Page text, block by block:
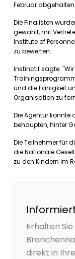
Februar
Die Finalisten
gewählt, mit
Institute of
zu bewerten.
Instinctif sagte:
und die Fähigkeit
Organisation zu
Die Agentur konnte
behaupten, hinter
Die Teilnehmer für
die Nationale
zu den Kindern im
Erhalten
direkt in